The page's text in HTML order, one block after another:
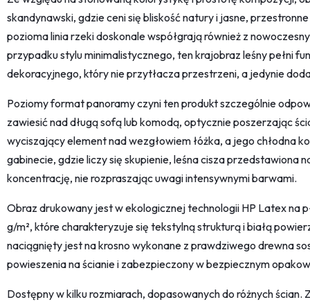
skandynawski, gdzie ceni się bliskość natury i jasne,
pozioma linia rzeki doskonale współgrają również z
przypadku stylu minimalistycznego, ten krajobraz leśny pełni
dekoracyjnego, który nie przytłacza przestrzeni, a jedynie
Poziomy format panoramy czyni ten produkt szczególnie
zawiesić nad długą sofą lub komodą, optycznie poszerzając
wyciszający element nad wezgłowiem łóżka, a jego chłodna
gabinecie, gdzie liczy się skupienie, leśna cisza przedstawiona
koncentrację, nie rozpraszając uwagi intensywnymi barwami.
Obraz drukowany jest w ekologicznej technologii HP Latex na
g/m², które charakteryzuje się tekstylną strukturą i białą
naciągnięty jest na krosno wykonane z prawdziwego drewna
powieszenia na ścianie i zabezpieczony w bezpiecznym
Dostępny w kilku rozmiarach, dopasowanych do różnych